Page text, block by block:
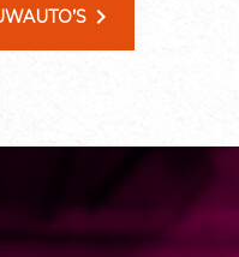
chevron_right